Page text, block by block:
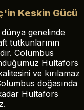
Keskin Gücü
genelinde
tutkunlarının
Columbus
Hultafors
ve kırılamaz
doğasında
Hultafors